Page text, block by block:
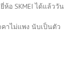
อ SKMEI ได้แล้ววัน
าไม่แพง นับเป็นตัว